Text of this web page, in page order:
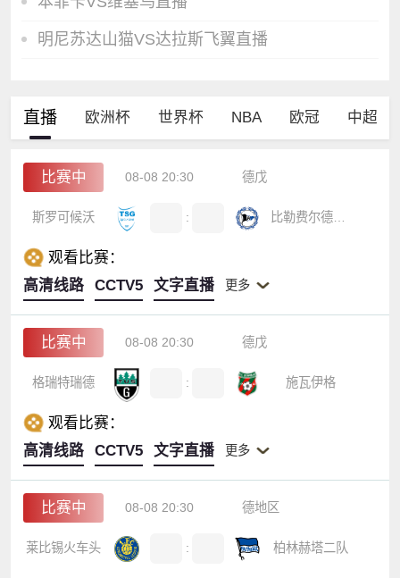
明尼苏达山猫VS达拉斯飞翼直播
直播 欧洲杯 世界杯 NBA 欧冠 中超
比赛中 08-08 20:30 德戊
斯罗可候沃 :
观看比赛：
高清线路
CCTV5 文字直播 更多
比赛中 08-08 20:30 德戊
格瑞特瑞德 : 施瓦伊格
观看比赛：
高清线路
CCTV5 文字直播 更多
比赛中 08-08 20:30 德地区
莱比锡火车头 : 柏林赫塔二队